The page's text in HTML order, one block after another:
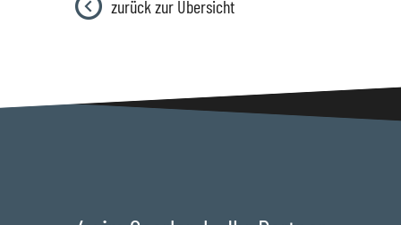
zurück zur Übersicht